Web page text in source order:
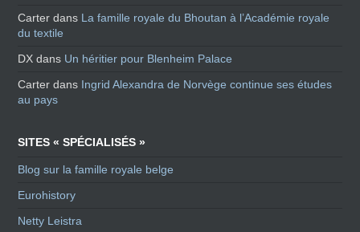
Carter dans La famille royale du Bhoutan à l’Académie royale
du textile
DX dans Un héritier pour Blenheim Palace
Carter dans Ingrid Alexandra de Norvège continue ses études
au pays
SITES « SPÉCIALISÉS »
Blog sur la famille royale belge
Eurohistory
Netty Leistra